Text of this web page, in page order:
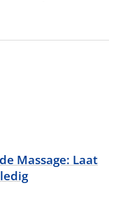
Massage: Laat